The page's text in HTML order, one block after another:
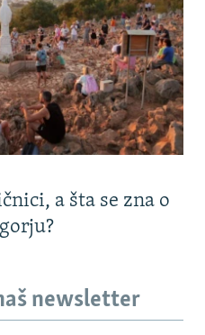
a šta se zna o
newsletter